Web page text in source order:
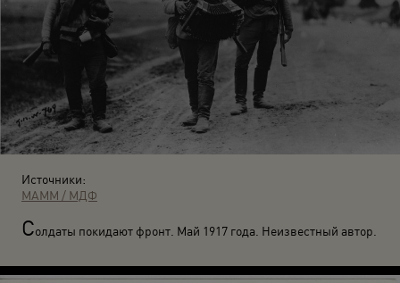
Источники:
МАММ / МДФ
Солдаты покидают фронт. Май 1917 года. Неизвестный автор.